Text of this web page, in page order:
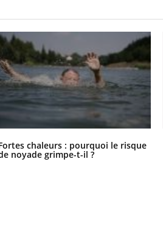
chaleurs : pourquoi le risque
noyade grimpe-t-il ?